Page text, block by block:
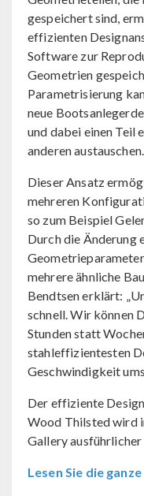
gespeichert sind,
effizienten
Software zur
Geometrien
Parametrisierung
neue
und dabei einen Teil
anderen austauschen.
Dieser Ansatz
mehreren
so zum Beispiel
Durch die Änderung
mehrere ähnliche
Bendtsen erklärt:
schnell. Wir können
Stunden statt
stahleffizientesten
Geschwindigkeit
Der effiziente
Wood Thilsted wird
Gallery
Lesen Sie die